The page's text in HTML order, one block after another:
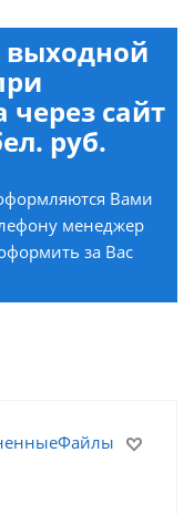
выходной
сайт
руб.
Вами
менеджер
за Вас